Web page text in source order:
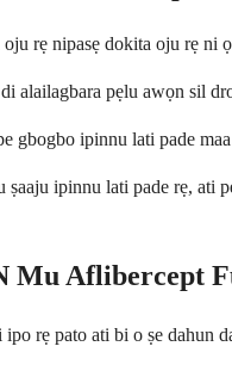
rẹ nipasẹ dokita oju rẹ
alailagbara pẹlu awọn sil
gbogbo ipinnu lati pade
ipinnu lati pade rẹ, ati
Mu Aflibercept
rẹ pato ati bi o ṣe dahun